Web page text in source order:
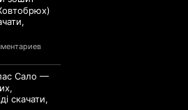
Сало —
скачати,